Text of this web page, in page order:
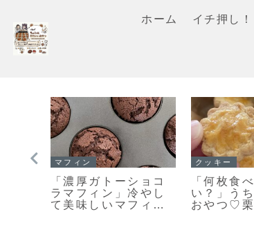
ホーム イチ押し！
スコーン
「基本のスコーン」
生クリームを使った
さっくりふわっとな
クッキー
また食べ
味しさ♡
さんの塩